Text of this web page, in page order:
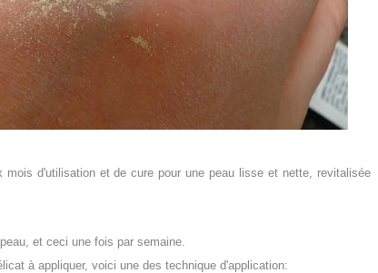
d'utilisation et de cure pour une peau lisse et nette, revitalisée
et ceci une fois par semaine.
à appliquer, voici une des technique d'application: